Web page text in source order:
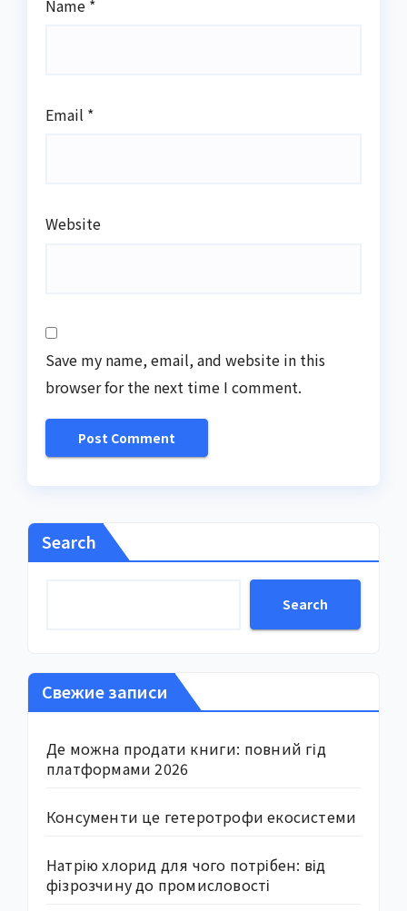
Name *
Email *
Website
Save my name, email, and website in this
browser for the next time I comment.
Search
Search
Свежие записи
Де можна продати книги: повний гід
платформами 2026
Консументи це гетеротрофи екосистеми
Натрію хлорид для чого потрібен: від
фізрозчину до промисловості